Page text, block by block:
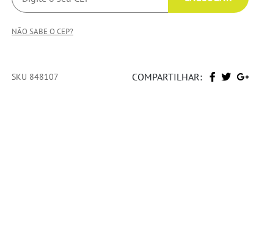
NÃO SABE O CEP?
SKU 848107 COMPARTILHAR: